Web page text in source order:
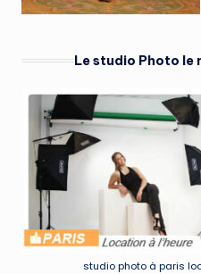
Le studio Photo le
studio photo à paris